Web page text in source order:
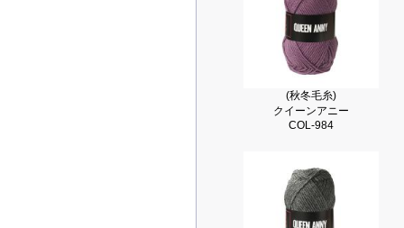
(秋冬毛糸)
クイーンアニー
COL-984